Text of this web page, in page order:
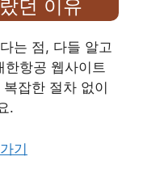
던 이유
는 점, 다들 알고
한항공 웹사이트
잡한 절차 없이
.
기